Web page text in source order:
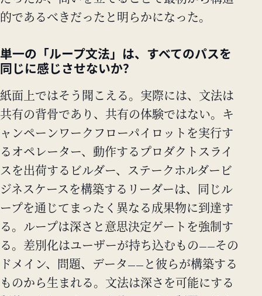
的であるべきだったと明らかになった。
単一の「ループ文法」は、すべてのパスを
同じに感じさせないか？
紙面上ではそう聞こえる。実際には、文法は
共有の背骨であり、共有の体験ではない。キ
ャンペーンワークフローパイロットを実行す
るオペレーター、動作するプロダクトスライ
スを出荷するビルダー、ステークホルダービ
ジネスケースを構築するリーダーは、同じル
ープを通じてまったく異なる成果物に到達す
る。ループは深さと意思決定ゲートを強制す
る。差別化はユーザーが持ち込むもの——その
ドメイン、問題、データ——と彼らが構築する
ものから生まれる。文法は深さを可能にする